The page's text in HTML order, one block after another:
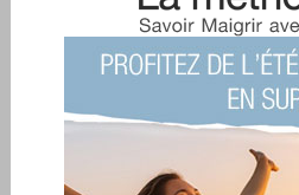
Blog de ladybb
21 - 21 »